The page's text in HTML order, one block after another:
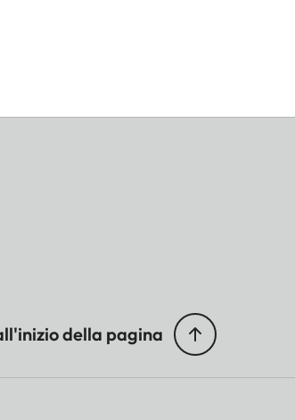
della pagina